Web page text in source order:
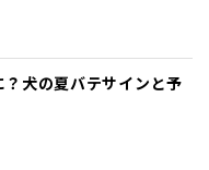
犬の夏バテサインと予